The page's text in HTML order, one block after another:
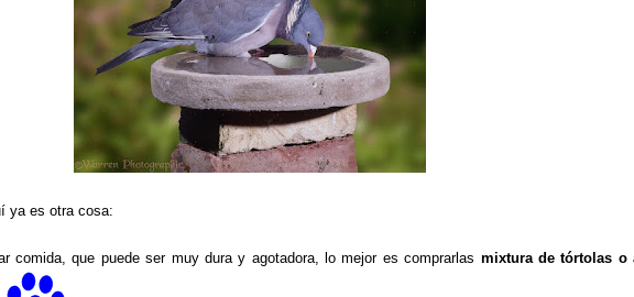
ya es otra cosa:
comida, que puede ser muy dura y agotadora, lo mejor es comprarlas mixtura de tórtolas o